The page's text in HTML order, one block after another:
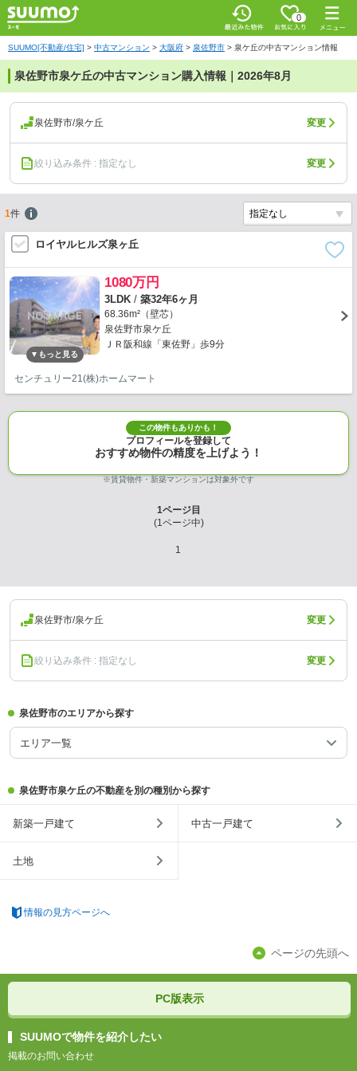
0
SUUMO[不動産/住宅] > 中古マンション > 大阪府 > 泉佐野市 > 泉ケ丘の中古マンション情報
泉佐野市泉ケ丘の中古マンション購入情報｜2026年8月
泉佐野市/泉ケ丘 変更
絞り込み条件 : 指定なし 変更
1件
ロイヤルヒルズ泉ヶ丘
1080万円
3LDK / 築32年6ヶ月
68.36m²（壁芯）
泉佐野市泉ケ丘
ＪＲ阪和線「東佐野」歩9分
センチュリー21(株)ホームマート
この物件もありかも！
プロフィールを登録して
おすすめ物件の精度を上げよう！
※賃貸物件・新築マンションは対象外です
1ページ目
(1ページ中)
1
泉佐野市/泉ケ丘 変更
絞り込み条件 : 指定なし 変更
泉佐野市のエリアから探す
エリア一覧
泉佐野市泉ケ丘の不動産を別の種別から探す
新築一戸建て 中古一戸建て
土地
情報の見方ページへ
ページの先頭へ
PC版表示
SUUMOで物件を紹介したい
掲載のお問い合わせ